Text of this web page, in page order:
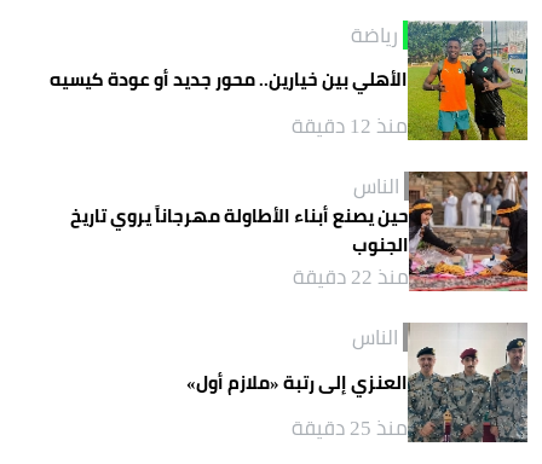
رياضة
الأهلي بين خيارين.. محور جديد أو عودة كيسيه
منذ 12 دقيقة
الناس
حين يصنع أبناء الأطاولة مهرجاناً يروي تاريخ
الجنوب
منذ 22 دقيقة
الناس
العنزي إلى رتبة «ملازم أول»
منذ 25 دقيقة